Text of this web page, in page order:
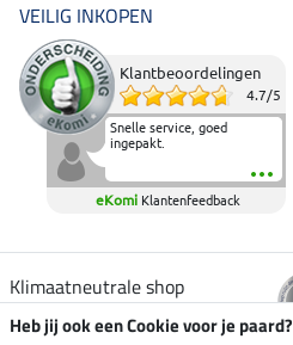
VEILIG INKOPEN
Klantbeoordelingen
4.7/5
Snelle service, goed
ingepakt.
eKomi Klantenfeedback
Klimaatneutrale shop
Heb jij ook een Cookie voor je paard?